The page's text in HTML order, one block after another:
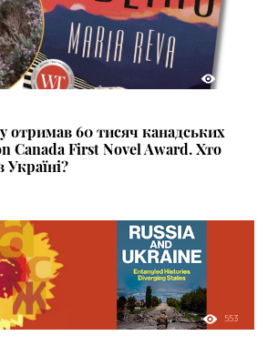
отримав 60 тисяч канадських
Canada First Novel Award. Хто
Україні?
553